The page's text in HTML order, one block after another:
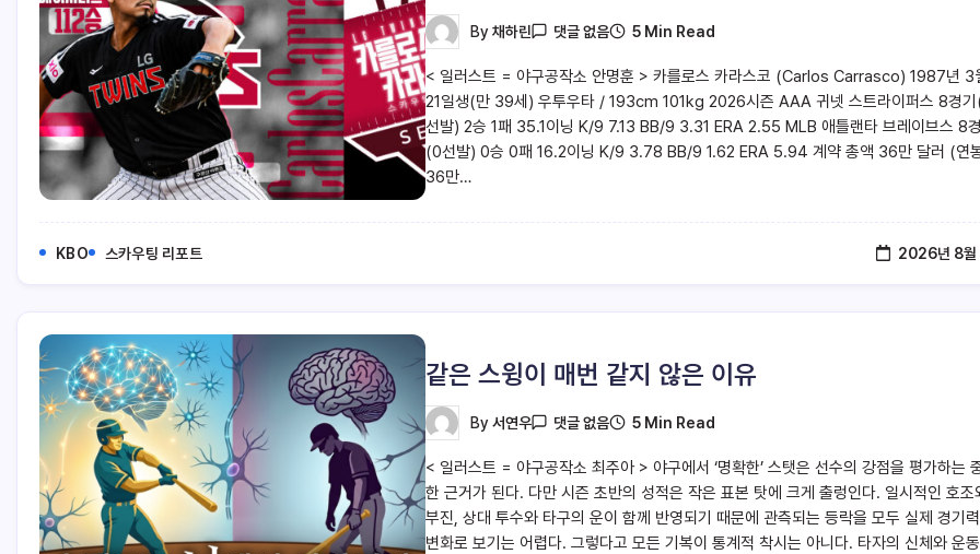
By 채하린 댓글 없음 5 Min Read
< 일러스트 = 야구공작소 안명훈 > 카를로스 카라스코 (Carlos Carrasco) 1987년 3
21일생(만 39세) 우투우타 / 193cm 101kg 2026시즌 AAA 귀넷 스트라이퍼스 8경
선발) 2승 1패 35.1이닝 K/9 7.13 BB/9 3.31 ERA 2.55 MLB 애틀랜타 브레이브스 8경
(0선발) 0승 0패 16.2이닝 K/9 3.78 BB/9 1.62 ERA 5.94 계약 총액 36만 달러 (연
36만…
KBO 스카우팅 리포트 2026년 8월
같은 스윙이 매번 같지 않은 이유
By 서연우 댓글 없음 5 Min Read
< 일러스트 = 야구공작소 최주아 > 야구에서 ‘명확한’ 스탯은 선수의 강점을 평가하는
한 근거가 된다. 다만 시즌 초반의 성적은 작은 표본 탓에 크게 출렁인다. 일시적인 호조
부진, 상대 투수와 타구의 운이 함께 반영되기 때문에 관측되는 등락을 모두 실제 경기력
변화로 보기는 어렵다. 그렇다고 모든 기복이 통계적 착시는 아니다. 타자의 신체와 운